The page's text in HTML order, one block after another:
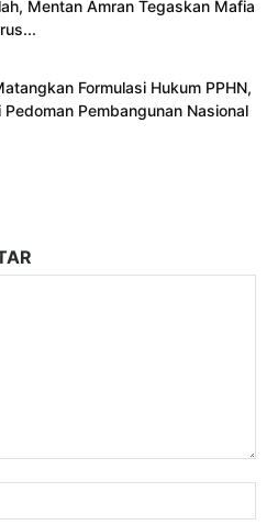
Mentan Amran Tegaskan Mafia
Formulasi Hukum PPHN,
Pedoman Pembangunan Nasional